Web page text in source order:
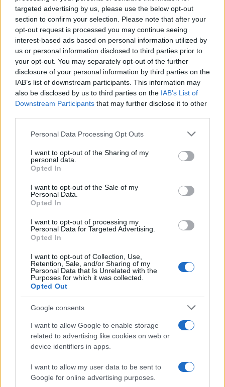
targeted advertising by us, please use the below opt-out
section to confirm your selection. Please note that after your
opt-out request is processed you may continue seeing
interest-based ads based on personal information utilized by
us or personal information disclosed to third parties prior to
your opt-out. You may separately opt-out of the further
disclosure of your personal information by third parties on the
IAB’s list of downstream participants. This information may
also be disclosed by us to third parties on the IAB’s List of
Downstream Participants that may further disclose it to other
Please note that this website/app uses one or more Google
not limited to your visit or usage behaviour. You may click to
grant or deny consent to Google and its third-party tags to
use your data for below specified purposes in below Google
consent section.
Personal Data Processing Opt Outs
I want to opt-out of the Sharing of my
personal data.
Opted In
I want to opt-out of the Sale of my
Personal Data.
Opted In
I want to opt-out of processing my
Personal Data for Targeted Advertising.
Opted In
I want to opt-out of Collection, Use,
Retention, Sale, and/or Sharing of my
Personal Data that Is Unrelated with the
Purposes for which it was collected.
Opted Out
Google consents
I want to allow Google to enable storage
related to advertising like cookies on web or
device identifiers in apps.
I want to allow my user data to be sent to
Google for online advertising purposes.
non sei solo e che ci sono risorse disponibili per
aiutarti a superare questo periodo.
La genitorialità è un viaggio complesso, ma con il
giusto supporto e le giuste strategie, puoi
affrontare il burnout e goderti i momenti speciali
con i tuoi figli.
AUTORE